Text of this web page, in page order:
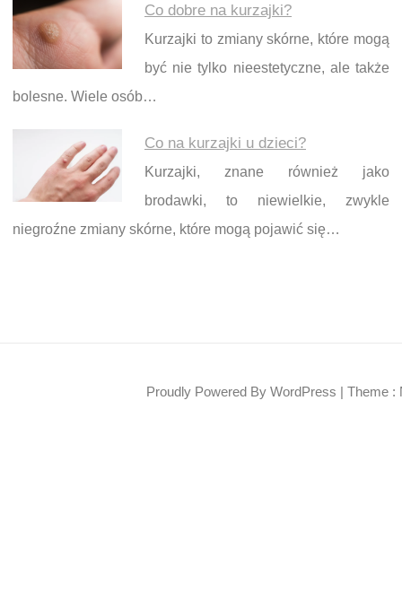
Co dobre na kurzajki?
Kurzajki to zmiany skórne, które mogą
być nie tylko nieestetyczne, ale także
bolesne. Wiele osób…
Co na kurzajki u dzieci?
Kurzajki, znane również jako
brodawki, to niewielkie, zwykle
niegroźne zmiany skórne, które mogą pojawić się…
Proudly Powered By WordPress | Theme :